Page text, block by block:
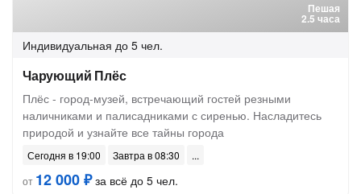
Пешая
2.5 часа
Индивидуальная до 5 чел.
Чарующий Плёс
Плёс - город-музей, встречающий гостей резными
наличниками и палисадниками с сиренью. Насладитесь
природой и узнайте все тайны города
Сегодня в 19:00
Завтра в 08:30
от 12 000 ₽за всё до 5 чел.